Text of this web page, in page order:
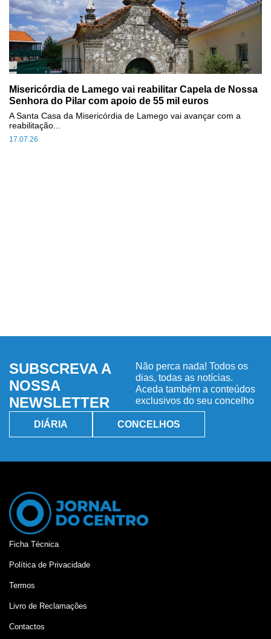
Misericórdia de Lamego vai reabilitar Capela de Nossa
Senhora do Pilar com apoio de 55 mil euros
17.07.26
A Santa Casa da Misericórdia de Lamego vai avançar com a
reabilitação...
SUBSCREVA A
NOSSA
NEWSLETTER
Não perca nada! Todos os
dias, todas as notícias.
Aceda também a conteúdos
exclusivos do seu concelho
DIÁRIA CONCELHOS
Ficha Técnica
Política de Privacidade
Termos
Livro de Reclamações
Contactos